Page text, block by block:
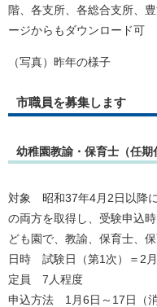
階、各支所、各総合支所、
ージからもダウンロード可
（写真）昨年の様子
市職員を募集します
幼稚園教諭・保育士（任期
対象 昭和37年4月2日以降
の両方を取得し、受験申込
ども園で、教諭、保育士、
日時 試験日（第1次）＝2月
定員 7人程度
申込方法 1月6日～17日（